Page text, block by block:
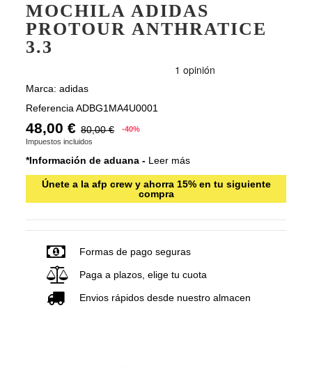
MOCHILA ADIDAS
PROTOUR ANTHRATICE
3.3
Marca: adidas
Referencia ADBG1MA4U0001
48,00 € 80,00 €
-40%
Impuestos incluidos
*Información de aduana - Leer más
Únete a la afp crew y ahorra 15% en tu siguiente
compra
Formas de pago seguras
Paga a plazos, elige tu cuota
Envios rápidos desde nuestro almacen